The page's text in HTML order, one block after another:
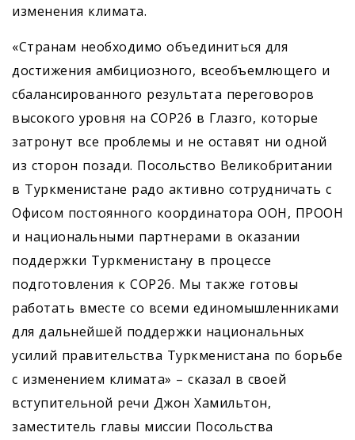
изменения климата.
«Странам необходимо объединиться для
достижения амбициозного, всеобъемлющего и
сбалансированного результата переговоров
высокого уровня на COP26 в Глазго, которые
затронут все проблемы и не оставят ни одной
из сторон позади. Посольство Великобритании
в Туркменистане радо активно сотрудничать с
Офисом постоянного координатора ООН, ПРООН
и национальными партнерами в оказании
поддержки Туркменистану в процессе
подготовления к COP26. Мы также готовы
работать вместе со всеми единомышленниками
для дальнейшей поддержки национальных
усилий правительства Туркменистана по борьбе
с изменением климата» – сказал в своей
вступительной речи Джон Хамильтон,
заместитель главы миссии Посольства